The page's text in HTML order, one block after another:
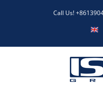
容
Call Us!